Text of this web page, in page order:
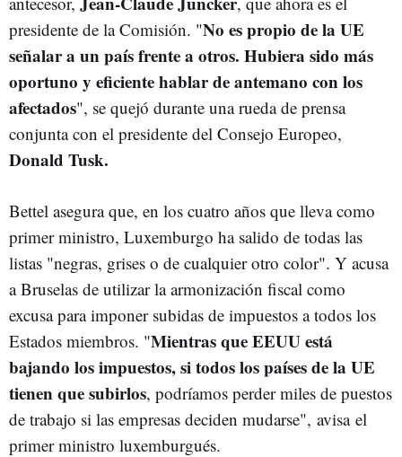
presidente de la Comisión. "No es propio de la UE
señalar a un país frente a otros. Hubiera sido más
oportuno y eficiente hablar de antemano con los
afectados", se quejó durante una rueda de prensa
conjunta con el presidente del Consejo Europeo,
Donald Tusk.
Bettel asegura que, en los cuatro años que lleva como
primer ministro, Luxemburgo ha salido de todas las
listas "negras, grises o de cualquier otro color". Y acusa
a Bruselas de utilizar la armonización fiscal como
excusa para imponer subidas de impuestos a todos los
Estados miembros. "Mientras que EEUU está
bajando los impuestos, si todos los países de la UE
tienen que subirlos, podríamos perder miles de puestos
de trabajo si las empresas deciden mudarse", avisa el
primer ministro luxemburgués.